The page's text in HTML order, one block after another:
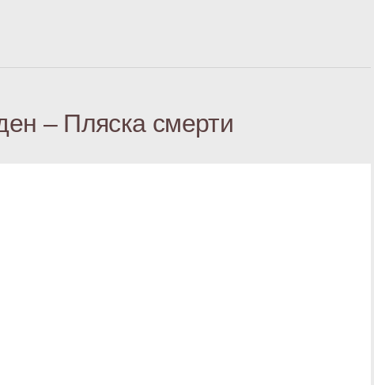
– Пляска смерти